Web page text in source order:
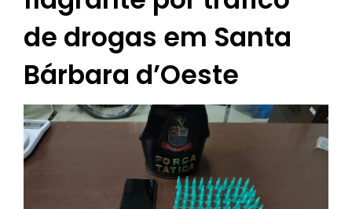
de drogas em Santa
Bárbara d’Oeste